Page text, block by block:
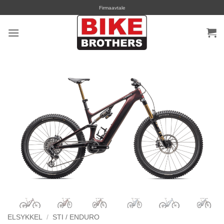
content
Firmaavtale
ELSYKKEL / STI / ENDURO